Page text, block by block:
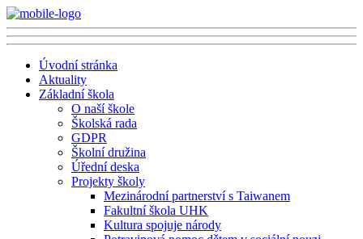
Úvodní stránka
Aktuality
Základní škola
O naší škole
Školská rada
GDPR
Školní družina
Úřední deska
Projekty školy
Mezinárodní partnerství s Taiwanem
Fakultní škola UHK
Kultura spojuje národy